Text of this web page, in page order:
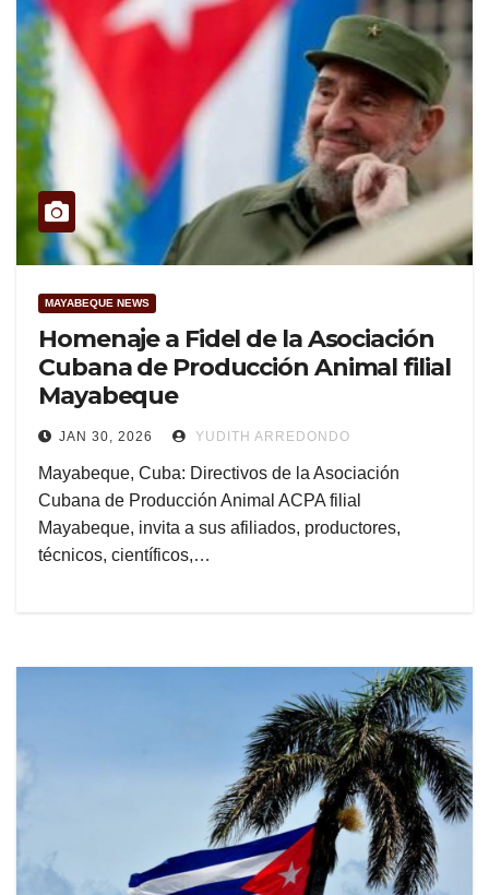
MAYABEQUE NEWS
Homenaje a Fidel de la Asociación
Cubana de Producción Animal filial
Mayabeque
JAN 30, 2026 YUDITH ARREDONDO
Mayabeque, Cuba: Directivos de la Asociación
Cubana de Producción Animal ACPA filial
Mayabeque, invita a sus afiliados, productores,
técnicos, científicos,…